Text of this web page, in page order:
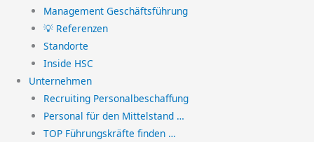
Management Geschäftsführung
💡 Referenzen
Standorte
Inside HSC
Unternehmen
Recruiting Personalbeschaffung
Personal für den Mittelstand …
TOP Führungskräfte finden …